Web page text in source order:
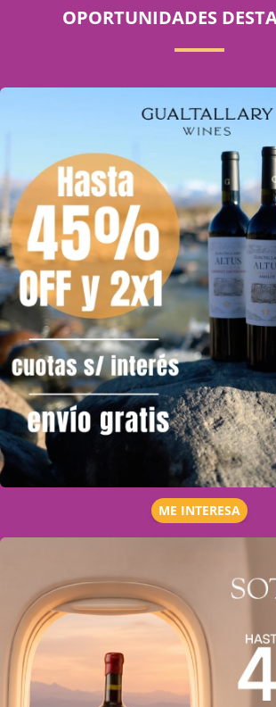
OPORTUNIDADES
ME INTERESA